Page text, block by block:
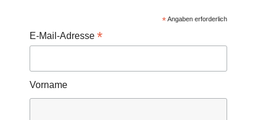
*Angaben erforderlich
E-Mail-Adresse *
Vorname